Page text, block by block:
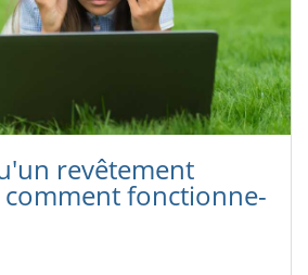
revêtement
fonctionne-